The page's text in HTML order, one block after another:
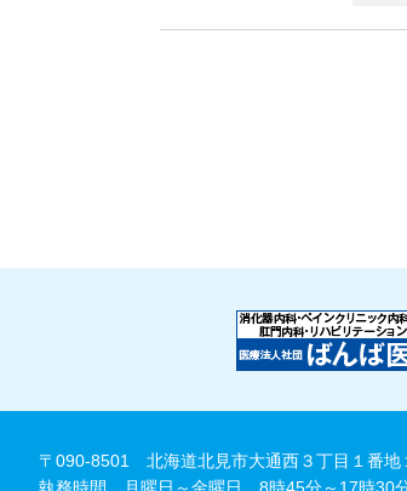
〒090-8501 北海道北見市大通西３丁目１番地